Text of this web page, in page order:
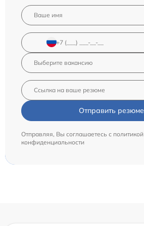
Отправить резюме
Отправляя, Вы соглашаетесь с политикой
конфиденциальности